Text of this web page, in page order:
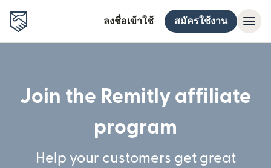
ลงชื่อเข้าใช้ สมัครใช้งาน
Join the Remitly affiliate
program
Help your customers get great